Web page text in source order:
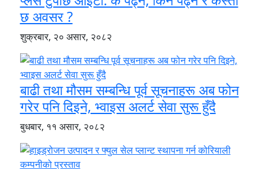
छ अवसर ?
शुक्रबार, २० असार, २०८२
बाढी तथा मौसम सम्बन्धि पूर्व सूचनाहरू अब फोन
गरेर पनि दिइने, भ्वाइस अलर्ट सेवा सुरू हुँदै
बुधबार, ११ असार, २०८२